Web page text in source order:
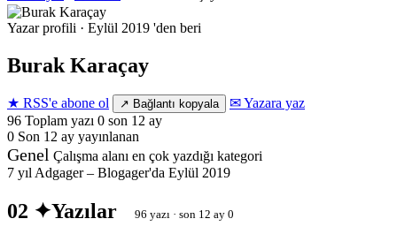
Yazar profili · Eylül 2019 'den beri
Burak Karaçay
★ RSS'e abone ol ↗ Bağlantı kopyala
✉ Yazara yaz
96 Toplam yazı 0 son 12 ay
0 Son 12 ay yayınlanan
Genel Çalışma alanı en çok yazdığı kategori
7 yılAdgager – Blogager'da Eylül 2019
02 ✦Yazılar 96 yazı · son 12 ay 0